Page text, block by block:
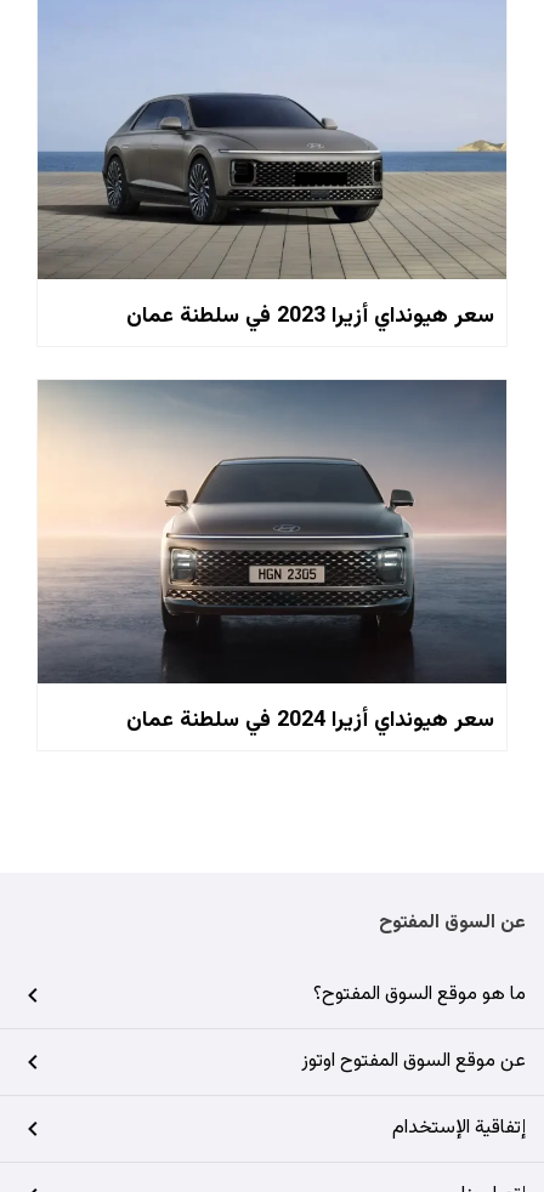
سعر هيونداي أزيرا 2023 في سلطنة عمان
سعر هيونداي أزيرا 2024 في سلطنة عمان
عن السوق المفتوح
ما هو موقع السوق المفتوح؟
عن موقع السوق المفتوح اوتوز
إتفاقية الإستخدام